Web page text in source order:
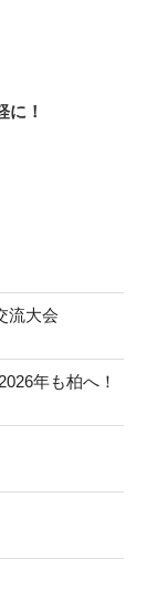
に！
流大会
年も柏へ！